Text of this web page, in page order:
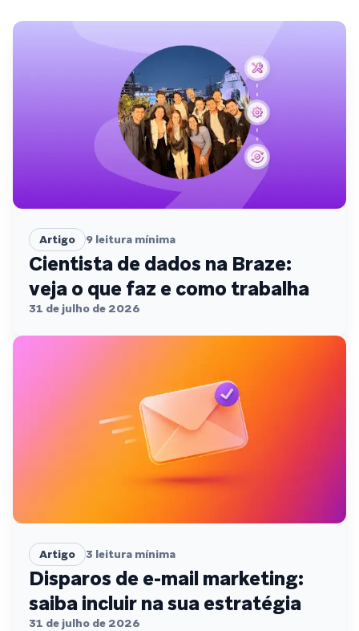
Artigo 9 leitura mínima
Cientista de dados na Braze:
veja o que faz e como trabalha
31 de julho de 2026
Artigo 3 leitura mínima
Disparos de e-mail marketing:
saiba incluir na sua estratégia
31 de julho de 2026